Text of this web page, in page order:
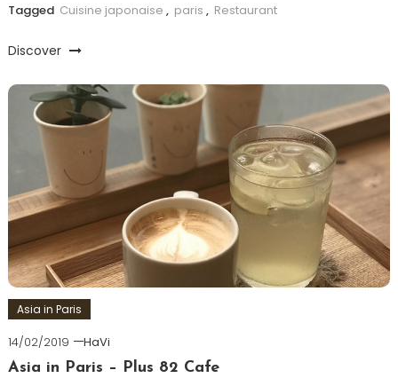
Tagged Cuisine japonaise , paris , Restaurant
Discover
Asia in Paris
14/02/2019
HaVi
Asia in Paris – Plus 82 Cafe